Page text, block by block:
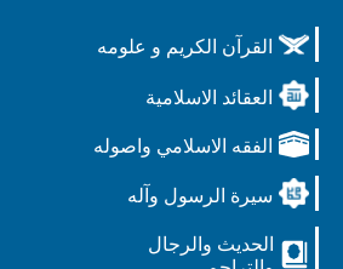
القرآن الكريم و علومه
العقائد الاسلامية
الفقه الاسلامي واصوله
سيرة الرسول وآله
الحديث والرجال